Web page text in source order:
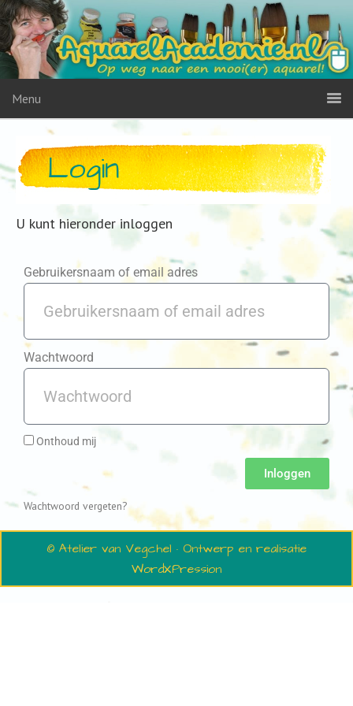
Menu
Login
U kunt hieronder inloggen
Gebruikersnaam of email adres
Wachtwoord
Onthoud mij
Inloggen
Wachtwoord vergeten?
© Atelier van Vegchel · Ontwerp en realisatie
WordXPression